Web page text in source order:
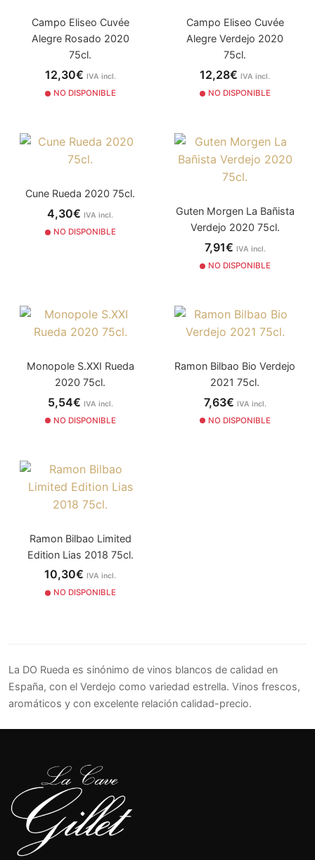
Campo Eliseo Cuvée
Alegre Rosado 2020
75cl.
12,30€ IVA incl.
NO DISPONIBLE
Campo Eliseo Cuvée
Alegre Verdejo 2020
75cl.
12,28€ IVA incl.
NO DISPONIBLE
Cune Rueda 2020 75cl.
4,30€ IVA incl.
NO DISPONIBLE
Guten Morgen La Bañista
Verdejo 2020 75cl.
7,91€ IVA incl.
NO DISPONIBLE
Monopole S.XXI Rueda
2020 75cl.
5,54€ IVA incl.
NO DISPONIBLE
Ramon Bilbao Bio Verdejo
2021 75cl.
7,63€ IVA incl.
NO DISPONIBLE
Ramon Bilbao Limited
Edition Lias 2018 75cl.
10,30€ IVA incl.
NO DISPONIBLE
La DO Rueda es sinónimo de vinos blancos de calidad en
España, con el Verdejo como variedad estrella. Vinos frescos,
aromáticos y con excelente relación calidad-precio.